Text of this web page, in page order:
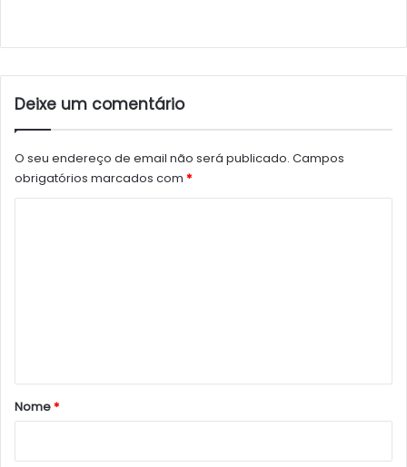
Deixe um comentário
O seu endereço de email não será publicado. Campos
obrigatórios marcados com *
r
Nome*